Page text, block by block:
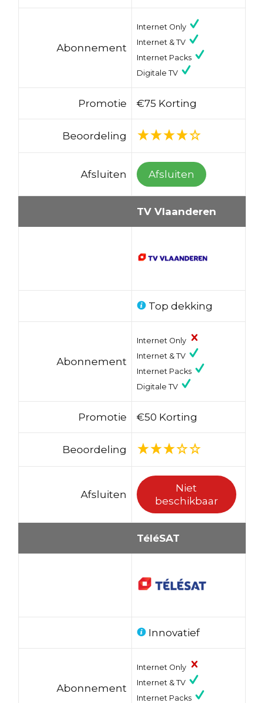
Abonnement
Internet Only
Internet & TV
Internet Packs
Digitale TV
Promotie €75 Korting
Beoordeling
Afsluiten Afsluiten
TV Vlaanderen
Top dekking
Abonnement
Internet Only
Internet & TV
Internet Packs
Digitale TV
Promotie €50 Korting
Beoordeling
Afsluiten
Niet
beschikbaar
TéléSAT
Innovatief
Abonnement
Internet Only
Internet & TV
Internet Packs